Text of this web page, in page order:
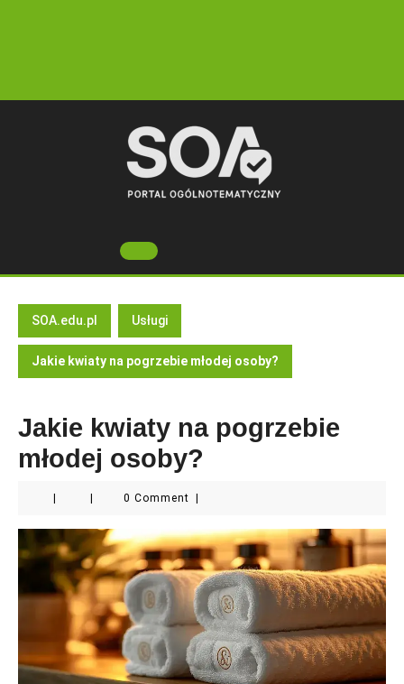
Open
Button
SOA.edu.pl Usługi
Jakie kwiaty na pogrzebie młodej osoby?
Jakie kwiaty na pogrzebie
młodej osoby?
0 Comment